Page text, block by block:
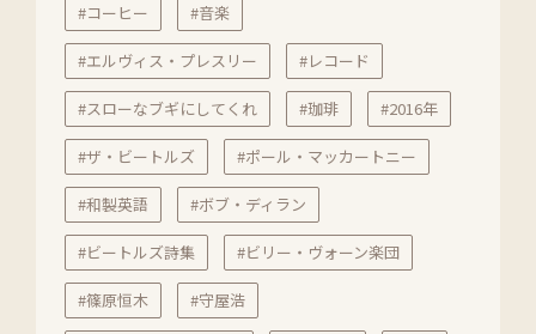
#コーヒー #音楽
#エルヴィス・プレスリー #レコード
#スローなブギにしてくれ #珈琲 #2016年
#ザ・ビートルズ #ポール・マッカートニー
#和製英語 #ボブ・ディラン
#ビートルズ詩集 #ビリー・ヴォーン楽団
#篠原恒木 #守屋浩